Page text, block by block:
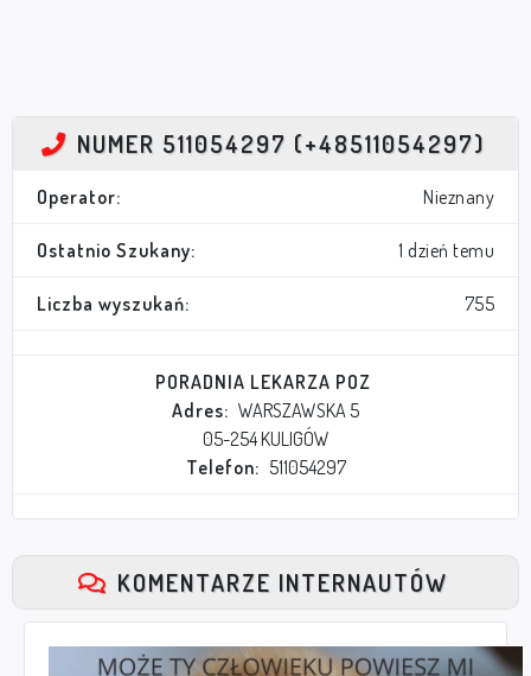
NUMER 511054297 (+48511054297)
Operator: Nieznany
Ostatnio Szukany: 1 dzień temu
Liczba wyszukań: 755
PORADNIA LEKARZA POZ
Adres: WARSZAWSKA 5
05-254 KULIGÓW
Telefon: 511054297
KOMENTARZE INTERNAUTÓW